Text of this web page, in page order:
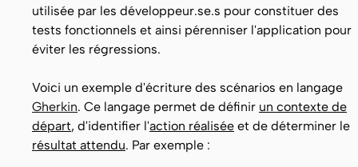
utilisée par les développeur.se.s pour constituer des
tests fonctionnels et ainsi pérenniser l'application pour
éviter les régressions.
Voici un exemple d'écriture des scénarios en langage
Gherkin. Ce langage permet de définir un contexte de
départ, d'identifier l'action réalisée et de déterminer le
résultat attendu. Par exemple :